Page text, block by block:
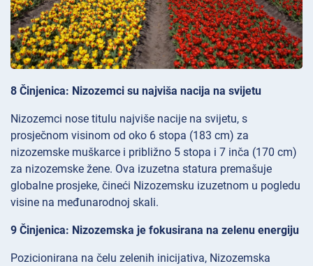
8 Činjenica: Nizozemci su najviša nacija na svijetu
Nizozemci nose titulu najviše nacije na svijetu, s
prosječnom visinom od oko 6 stopa (183 cm) za
nizozemske muškarce i približno 5 stopa i 7 inča (170 cm)
za nizozemske žene. Ova izuzetna statura premašuje
globalne prosjeke, čineći Nizozemsku izuzetnom u pogledu
visine na međunarodnoj skali.
9 Činjenica: Nizozemska je fokusirana na zelenu energiju
Pozicionirana na čelu zelenih inicijativa, Nizozemska